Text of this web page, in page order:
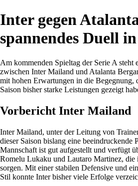
Inter gegen
spannendes Duell
Am kommenden Spieltag der Serie A steht
zwischen Inter Mailand und Atalanta
mit hohen Erwartungen in die Begegnung,
Saison bisher starke Leistungen gezeigt
Vorbericht Inter Mailand
Inter Mailand, unter der Leitung von
dieser Saison bislang eine beeindruckende
Mannschaft ist gut aufgestellt und verfügt
Romelu Lukaku und Lautaro Martinez, die
sorgen. Mit einer stabilen Defensive und
Stil konnte Inter bisher viele Erfolge